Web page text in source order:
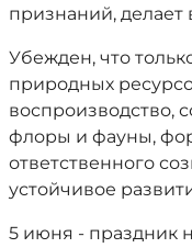
признаний,
Убежден, что
природных
воспроизводство,
флоры и фауны,
ответственного
устойчивое
5 июня - праздник